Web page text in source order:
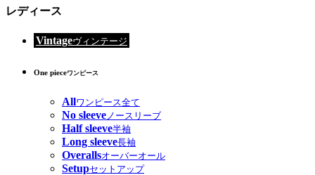
レディース
Vintageヴィンテージ
One pieceワンピース
Allワンピース全て
No sleeve ノースリーブ
Half sleeve半袖
Long sleeve長袖
Overallsオーバーオール
Setupセットアップ